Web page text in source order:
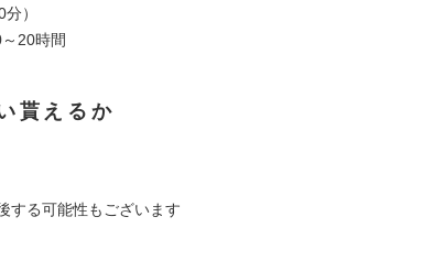
）
20時間
貰えるか
する可能性もございます